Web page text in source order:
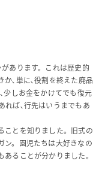
あります。これは歴史的
か､単に､役割を終えた廃品
少しお金をかけてでも復元
れば､行先はいうまでもあ
ことを知りました。旧式の
ン。園児たちは大好きなの
ることが分かりました。